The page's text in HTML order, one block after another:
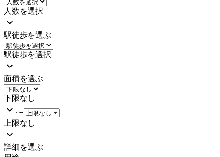
人数を選択
駅徒歩を選ぶ
駅徒歩を選択
面積を選ぶ
下限なし
〜
上限なし
詳細を選ぶ